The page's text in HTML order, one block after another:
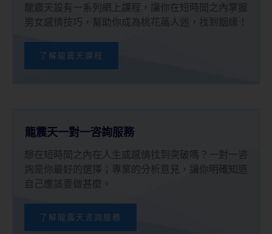
龍震天設有一系列網上課程，讓你在短時間之內掌握
男女感情技巧，幫助你成為桃花萬人迷，找到姻緣！
了解龍震天課程
龍震天一對一咨詢服務
想在短時間之內在人生或感情找到突破嗎？一對一咨
詢是你最好的選擇；專業的分析意見，讓你明確知道
自己應該要做甚麼。
了解龍震天咨詢服務